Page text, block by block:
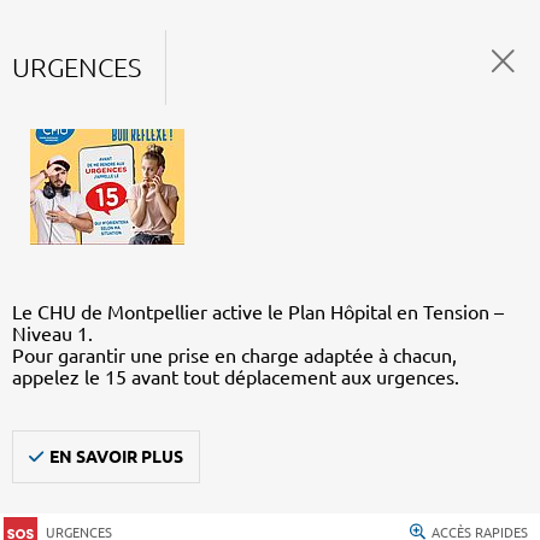
URGENCES
Le CHU de Montpellier active le Plan Hôpital en Tension –
Niveau 1.
Pour garantir une prise en charge adaptée à chacun,
appelez le 15 avant tout déplacement aux urgences.
EN SAVOIR PLUS
URGENCES ACCÈS RAPIDES